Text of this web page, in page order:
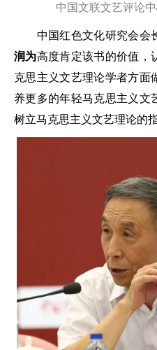
中国文联文艺评论
中国红色文化研究会会
润为高度肯定该书的价值，
克思主义文艺理论学者方面
养更多的年轻马克思主义文
树立马克思主义文艺理论的